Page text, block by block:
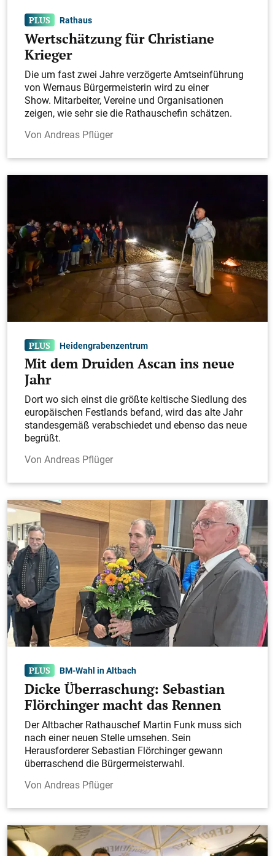
Rathaus
Wertschätzung für Christiane
Krieger
Die um fast zwei Jahre verzögerte Amtseinführung
von Wernaus Bürgermeisterin wird zu einer
Show. Mitarbeiter, Vereine und Organisationen
zeigen, wie sehr sie die Rathauschefin schätzen.
Andreas Pflüger
Heidengrabenzentrum
Mit dem Druiden Ascan ins neue
Jahr
Dort wo sich einst die größte keltische Siedlung des
europäischen Festlands befand, wird das alte Jahr
standesgemäß verabschiedet und ebenso das neue
begrüßt.
Andreas Pflüger
BM-Wahl in Altbach
Dicke Überraschung: Sebastian
Flörchinger macht das Rennen
Der Altbacher Rathauschef Martin Funk muss sich
nach einer neuen Stelle umsehen. Sein
Herausforderer Sebastian Flörchinger gewann
überraschend die Bürgermeisterwahl.
Andreas Pflüger